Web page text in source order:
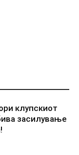
клупскиот
засилување